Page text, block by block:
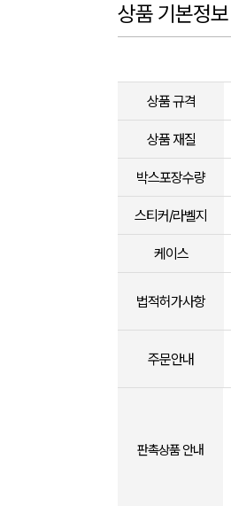
상품 기본정보
상품 규격
상품 재질
박스포장수량
스티커/라벨지
케이스
법적허가사항
주문안내
판촉상품 안내